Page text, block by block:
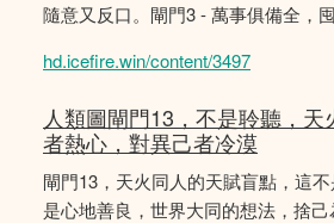
隨意又反口。閘門3 - 萬事俱備全，囤
hd.icefire.win/content/3497
人類圖閘門13，不是聆聽，
者熱心，對異己者冷漠
閘門13，天火同人的天賦盲點，這
是心地善良，世界大同的想法，捨